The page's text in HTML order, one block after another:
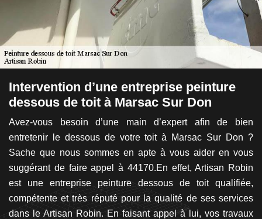
Intervention d’une entreprise peinture
dessous de toit à Marsac Sur Don
Avez-vous besoin d’une main d’expert afin de bien
entretenir le dessous de votre toit à Marsac Sur Don ?
Sache que nous sommes en apte à vous aider en vous
suggérant de faire appel à 44170.En effet, Artisan Robin
est une entreprise peinture dessous de toit qualifiée,
compétente et très réputé pour la qualité de ses services
dans le Artisan Robin. En faisant appel à lui, vos travaux